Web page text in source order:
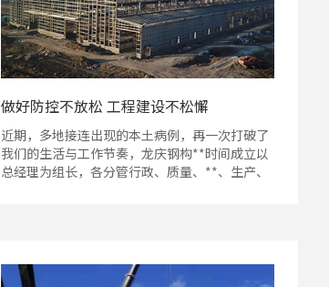
做好防控不放松 工程建设不松懈
近期，多地接连出现的本土病例，再一次打破了
我们的生活与工作节奏，龙庆钢构**时间成立以
总经理为组长，各分管行政、质量、**、生产、